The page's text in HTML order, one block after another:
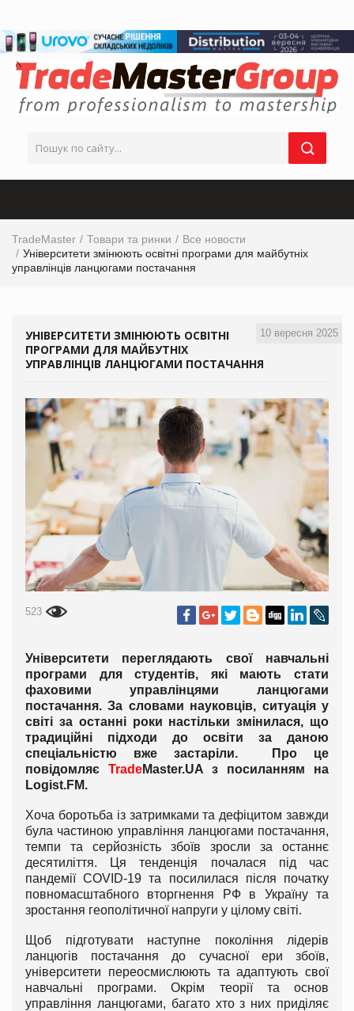
TradeMaster Товари та ринки
Все новости
Університети змінюють освітні програми для майбутніх
управлінців ланцюгами постачання
10 вересня 2025
УНІВЕРСИТЕТИ ЗМІНЮЮТЬ ОСВІТНІ
ПРОГРАМИ ДЛЯ МАЙБУТНІХ
УПРАВЛІНЦІВ ЛАНЦЮГАМИ ПОСТАЧАННЯ
523
Університети переглядають свої навчальні
програми для студентів, які мають стати
фаховими управлінцями ланцюгами
постачання. За словами науковців, ситуація у
світі за останні роки настільки змінилася, що
традиційні підходи до освіти за даною
спеціальністю вже застаріли. Про це
повідомляє TradeMaster.UA з посиланням на
Logist.FM.
Хоча боротьба із затримками та дефіцитом завжди
була частиною управління ланцюгами постачання,
темпи та серйозність збоїв зросли за останнє
десятиліття. Ця тенденція почалася під час
пандемії COVID-19 та посилилася після початку
повномасштабного вторгнення РФ в Україну та
зростання геополітичної напруги у цілому світі.
Щоб підготувати наступне покоління лідерів
ланцюгів постачання до сучасної ери збоїв,
університети переосмислюють та адаптують свої
навчальні програми. Окрім теорії та основ
управління ланцюгами, багато хто з них приділяє